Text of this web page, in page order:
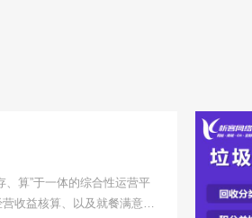
、算”于一体的综合性运营平
收益核算、以及就餐满意度